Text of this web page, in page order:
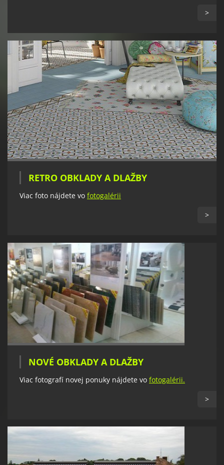
>
RETRO OBKLADY A DLAŽBY
Viac foto nájdete vo fotogalérii
>
NOVÉ OBKLADY A DLAŽBY
Viac fotografí novej ponuky nájdete vo fotogalérii.
>